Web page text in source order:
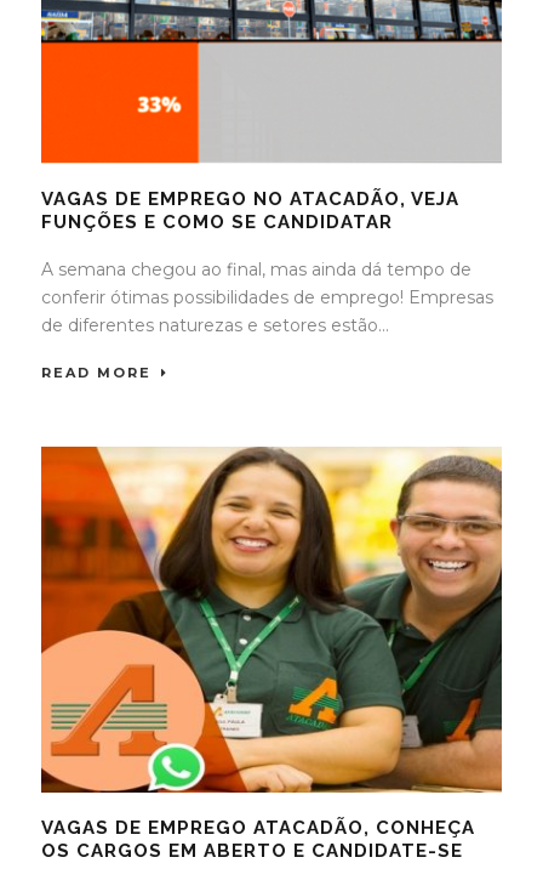
VAGAS DE EMPREGO NO ATACADÃO, VEJA
FUNÇÕES E COMO SE CANDIDATAR
A semana chegou ao final, mas ainda dá tempo de
conferir ótimas possibilidades de emprego! Empresas
de diferentes naturezas e setores estão...
READ MORE
VAGAS DE EMPREGO ATACADÃO, CONHEÇA
OS CARGOS EM ABERTO E CANDIDATE-SE